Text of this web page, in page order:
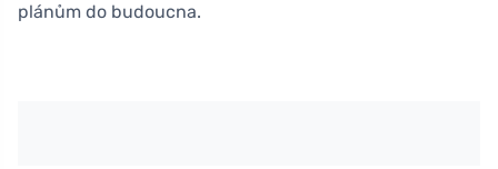
plánům do budoucna.